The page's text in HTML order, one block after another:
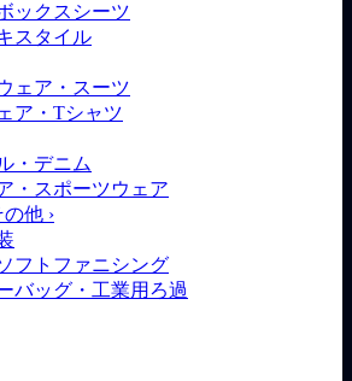
ックスシーツ
スタイル
ェア・スーツ
ア・Tシャツ
・デニム
・スポーツウェア
の他 ›
フトファニシング
バッグ・工業用ろ過